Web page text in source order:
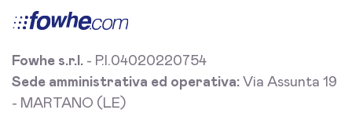
Fowhe s.r.l. - P.I.04020220754
Sede amministrativa ed operativa: Via Assunta 19
- MARTANO (LE)